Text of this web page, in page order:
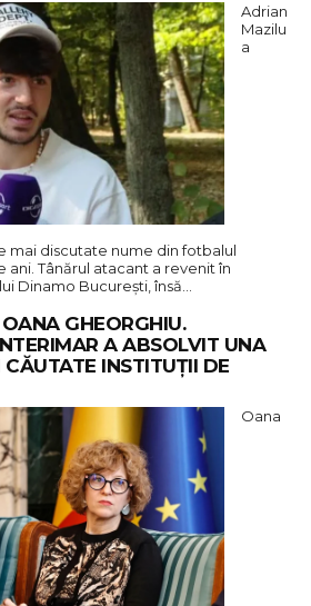
Adrian
Mazilu
a
mai discutate nume din fotbalul
ani. Tânărul atacant a revenit în
Dinamo București, însă…
GHEORGHIU.
A ABSOLVIT UNA
INSTITUȚII DE
Oana